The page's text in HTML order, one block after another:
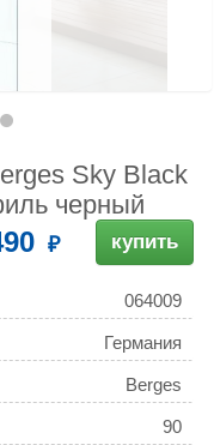
Sky Black
черный
купить
064009
Германия
Berges
90